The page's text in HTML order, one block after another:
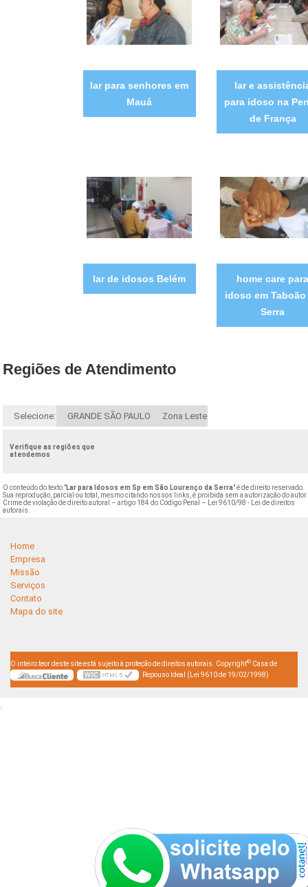
lar para senhores em
Mauá
lar e
para idoso na
de França
lar de idosos Belém
home care para
idoso em Taboão
Serra
Regiões de Atendimento
Selecione: GRANDE SÃO PAULO Zona Leste
Verifique as regiões que
atendemos
O conteúdo do texto "Lar para Idosos em Sp em São Lourenço da Serra" é de direito reservado.
Sua reprodução, parcial ou total, mesmo citando nossos links, é proibida sem a autorização do autor.
Crime de violação de direito autoral – artigo 184 do Código Penal –
Lei 9610/98 - Lei de direitos
autorais
Home
Empresa
Missão
Serviços
Contato
Mapa do site
O inteiro teor deste site está sujeito à proteção de direitos autorais. Copyright© Casa de
Repouso Ideal (Lei 9610 de 19/02/1998)